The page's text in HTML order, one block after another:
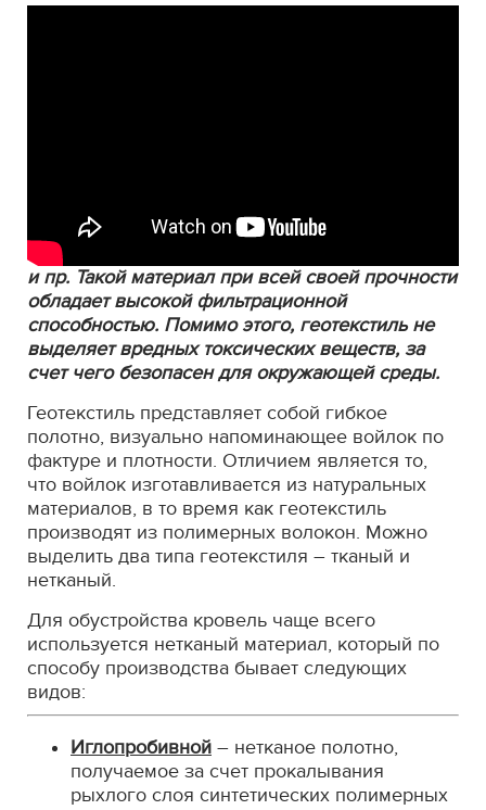
и пр. Такой материал при всей своей прочности
обладает высокой фильтрационной
способностью. Помимо этого, геотекстиль не
выделяет вредных токсических веществ, за
счет чего безопасен для окружающей среды.
Геотекстиль представляет собой гибкое
полотно, визуально напоминающее войлок по
фактуре и плотности. Отличием является то,
что войлок изготавливается из натуральных
материалов, в то время как геотекстиль
производят из полимерных волокон. Можно
выделить два типа геотекстиля – тканый и
нетканый.
Для обустройства кровель чаще всего
используется нетканый материал, который по
способу производства бывает следующих
видов:
Иглопробивной – нетканое полотно,
получаемое за счет прокалывания
рыхлого слоя синтетических полимерных